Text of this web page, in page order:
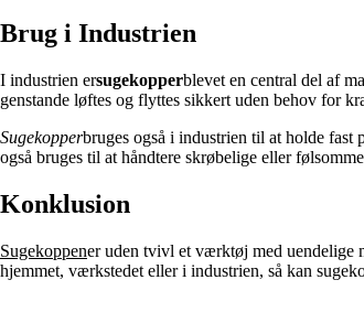
Brug i Industrien
I industrien ersugekopperblevet en central del af
genstande løftes og flyttes sikkert uden behov for
Sugekopperbruges også i industrien til at holde
også bruges til at håndtere skrøbelige eller
Konklusion
Sugekoppener uden tvivl et værktøj med uendelige
hjemmet, værkstedet eller i industrien, så kan